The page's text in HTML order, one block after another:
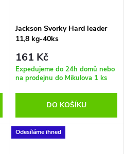
Jackson Svorky Hard leader
11,8 kg-40ks
161 Kč
Expedujeme do 24h domů nebo
na prodejnu do Mikulova 1 ks
DO KOŠÍKU
Odesíláme ihned